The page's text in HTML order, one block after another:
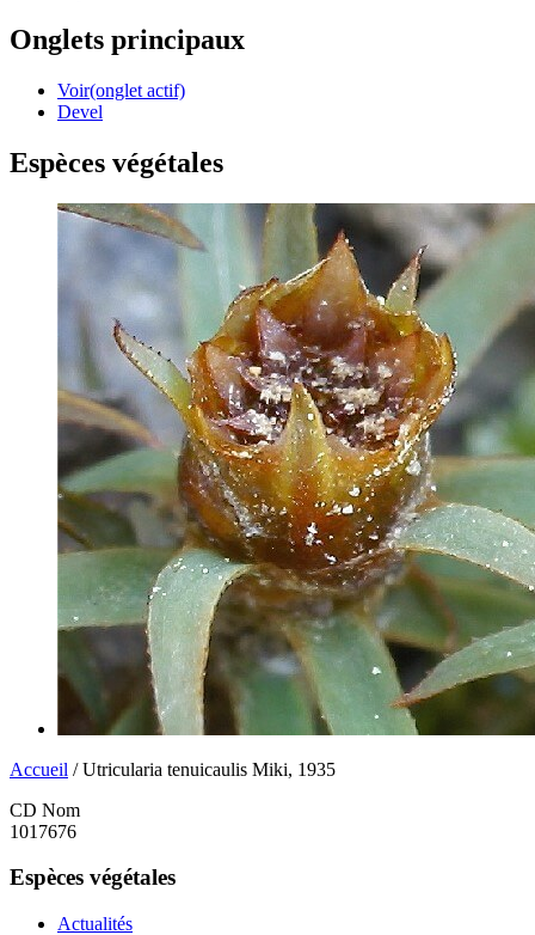
Onglets principaux
Voir(onglet actif)
Devel
Espèces végétales
Accueil / Utricularia tenuicaulis Miki, 1935
CD Nom
1017676
Espèces végétales
Actualités